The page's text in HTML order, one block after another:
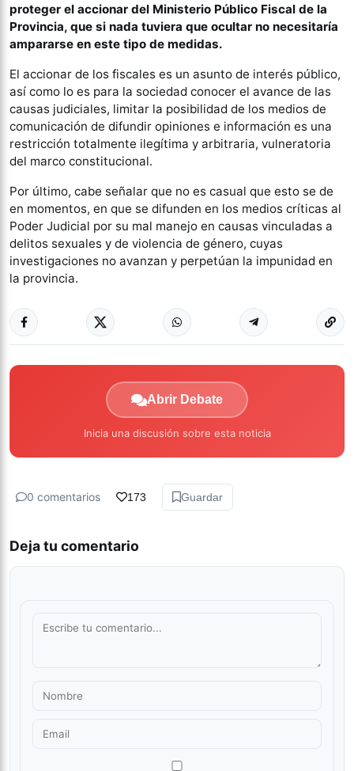
proteger el accionar del Ministerio Público Fiscal de la
Provincia, que si nada tuviera que ocultar no necesitaría
ampararse en este tipo de medidas.
El accionar de los fiscales es un asunto de interés público,
así como lo es para la sociedad conocer el avance de las
causas judiciales, limitar la posibilidad de los medios de
comunicación de difundir opiniones e información es una
restricción totalmente ilegítima y arbitraria, vulneratoria
del marco constitucional.
Por último, cabe señalar que no es casual que esto se de
en momentos, en que se difunden en los medios críticas al
Poder Judicial por su mal manejo en causas vinculadas a
delitos sexuales y de violencia de género, cuyas
investigaciones no avanzan y perpetúan la impunidad en
la provincia.
Abrir Debate
Inicia una discusión sobre esta noticia
0 comentarios 173 Guardar
Deja tu comentario